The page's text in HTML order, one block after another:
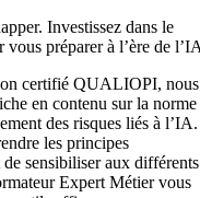
Investissez dans le
vous préparer à l’ère de
certifié QUALIOPI, nous
en contenu sur la norme
des risques liés à l’IA.
les principes
sensibiliser aux différents
Expert Métier vous